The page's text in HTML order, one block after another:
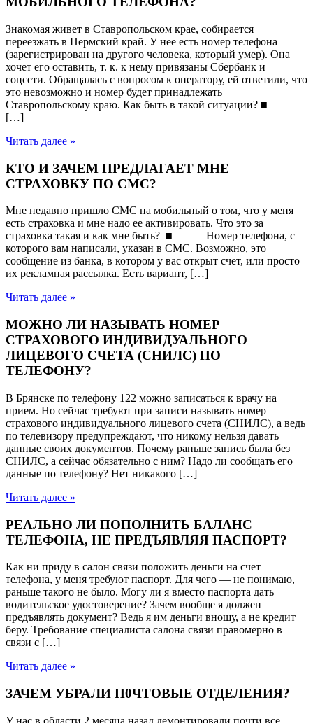
Знакомая живет в Ставропольском крае, собирается
переезжать в Пермский край. У нее есть номер телефона
(зарегистрирован на другого человека, который умер). Она
хочет его оставить, т. к. к нему привязаны Сбербанк и
соцсети. Обращалась с вопросом к оператору, ей ответили, что
это невозможно и номер будет принадлежать
Ставропольскому краю. Как быть в такой ситуации? ■
[…]
Читать далее »
КТО И ЗАЧЕМ ПРЕДЛАГАЕТ МНЕ
СТРАХОВКУ ПО СМС?
Мне недавно пришло СМС на мобильный о том, что у меня
есть страховка и мне надо ее активировать. Что это за
страховка такая и как мне быть? ■ Номер телефона, с
которого вам написали, указан в СМС. Возможно, это
сообщение из банка, в котором у вас открыт счет, или просто
их рекламная рассылка. Есть вариант, […]
Читать далее »
МОЖНО ЛИ НАЗЫВАТЬ НОМЕР
СТРАХОВОГО ИНДИВИДУАЛЬНОГО
ЛИЦЕВОГО СЧЕТА (СНИЛС) ПО
ТЕЛЕФОНУ?
В Брянске по телефону 122 можно записаться к врачу на
прием. Но сейчас требуют при записи называть номер
страхового индивидуального лицевого счета (СНИЛС), а ведь
по телевизору предупреждают, что никому нельзя давать
данные своих документов. Почему раньше запись была без
СНИЛС, а сейчас обязательно с ним? Надо ли сообщать его
данные по телефону? Нет никакого […]
Читать далее »
РЕАЛЬНО ЛИ ПОПОЛНИТЬ БАЛАНС
ТЕЛЕФОНА, НЕ ПРЕДЪЯВЛЯЯ ПАСПОРТ?
Как ни приду в салон связи положить деньги на счет
телефона, у меня требуют паспорт. Для чего — не понимаю,
раньше такого не было. Могу ли я вместо паспорта дать
водительское удостоверение? Зачем вообще я должен
предъявлять документ? Ведь я им деньги вношу, а не кредит
беру. Требование специалиста салона связи правомерно в
связи с […]
Читать далее »
ЗАЧЕМ УБРАЛИ П0ЧТОВЫЕ ОТДЕЛЕНИЯ?
У нас в области 2 месяца назад демонтировали почти все